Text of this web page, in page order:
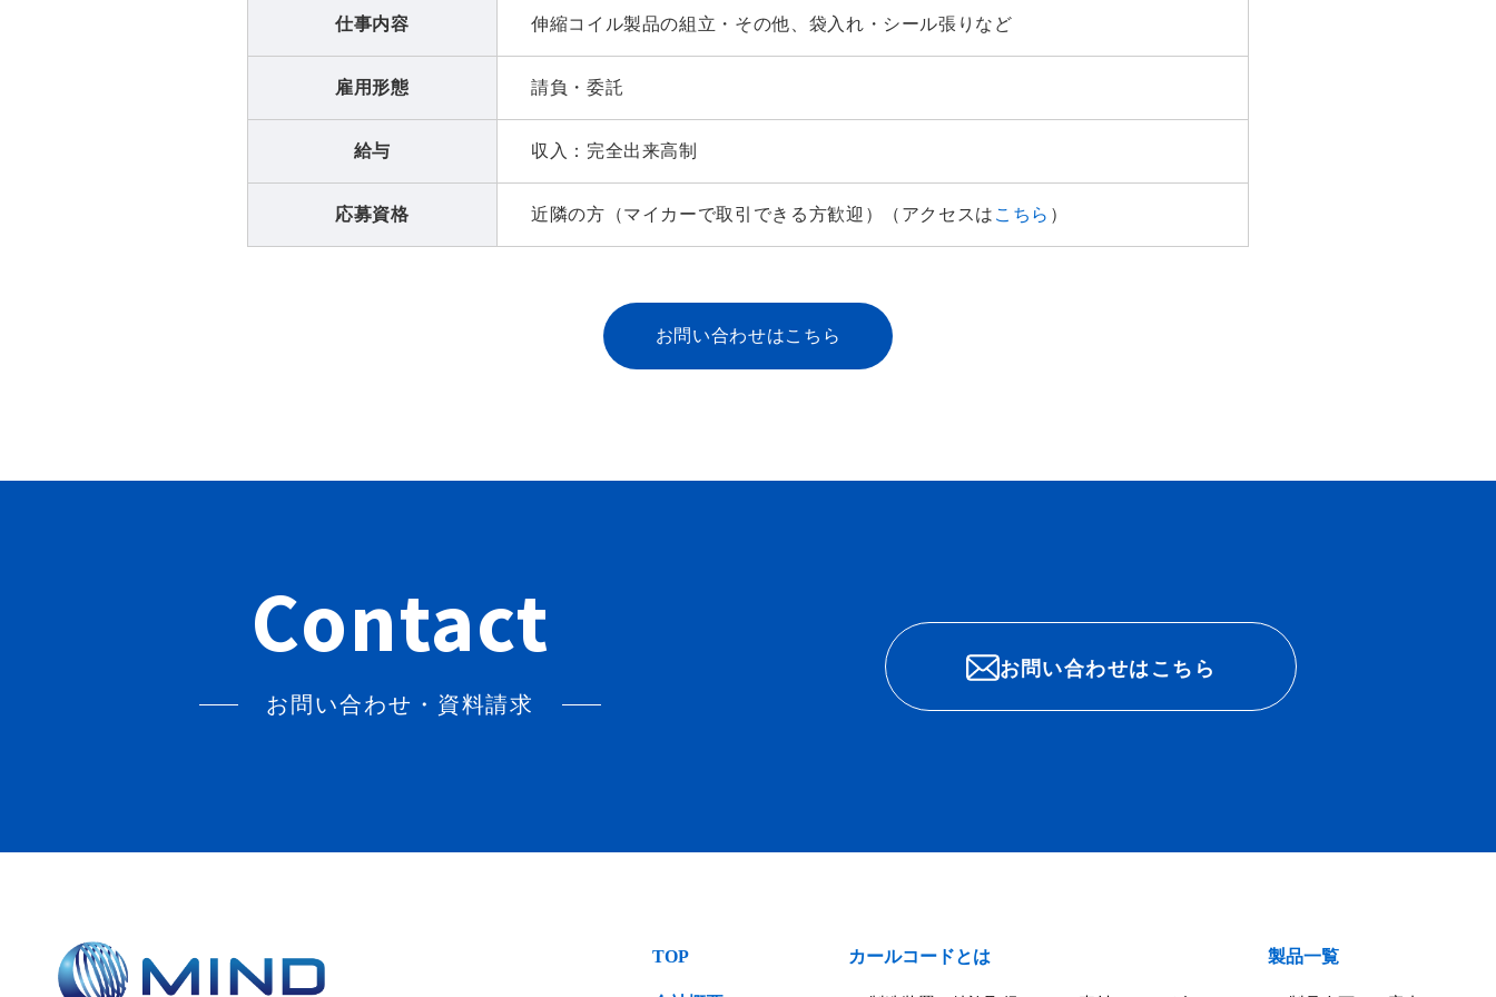
仕事内容 伸縮コイル製品の組立・その他、袋入れ・シール張りなど
雇用形態 請負・委託
給与 収入：完全出来高制
応募資格 近隣の方（マイカーで取引できる方歓迎）（アクセスは こちら ）
お問い合わせはこちら
Contact
お問い合わせ・資料請求
お問い合わせはこちら
TOP カールコードとは 製品一覧